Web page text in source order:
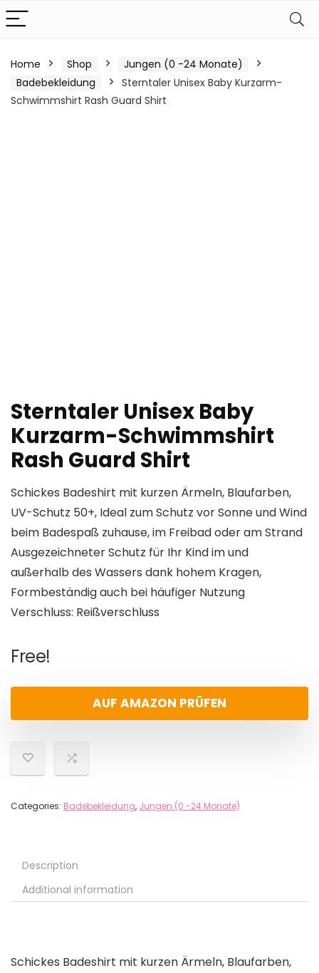
Home Shop
Jungen (0 -24 Monate)
Badebekleidung
Sterntaler Unisex Baby Kurzarm-
Schwimmshirt Rash Guard Shirt
Sterntaler Unisex Baby
Kurzarm-Schwimmshirt
Rash Guard Shirt
Schickes Badeshirt mit kurzen Ärmeln, Blaufarben,
UV-Schutz 50+, Ideal zum Schutz vor Sonne und Wind
beim Badespaß zuhause, im Freibad oder am Strand
Ausgezeichneter Schutz für Ihr Kind im und
außerhalb des Wassers dank hohem Kragen,
Formbeständig auch bei häufiger Nutzung
Verschluss: Reißverschluss
Free!
AUF AMAZON PRÜFEN
Categories: Badebekleidung, Jungen (0 -24 Monate)
Description
Additional information
Schickes Badeshirt mit kurzen Ärmeln, Blaufarben,